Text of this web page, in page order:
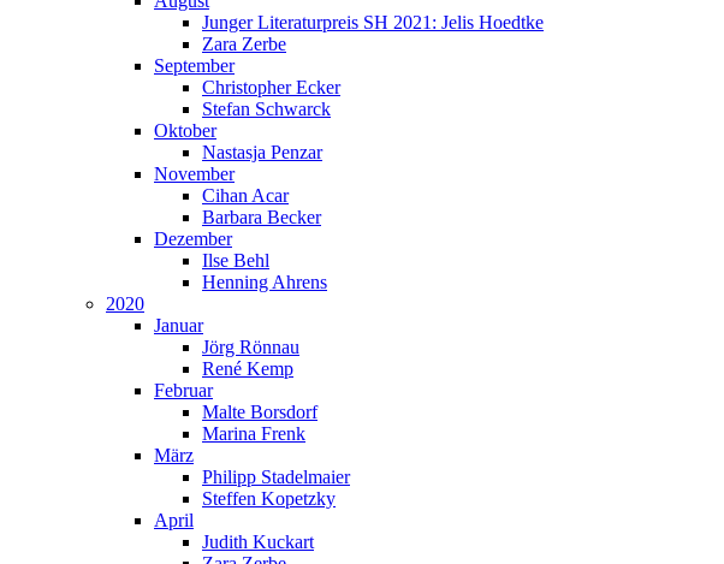
Junger Literaturpreis SH 2021: Jelis Hoedtke
Zara Zerbe
September
Christopher Ecker
Stefan Schwarck
Oktober
Nastasja Penzar
November
Cihan Acar
Barbara Becker
Dezember
Ilse Behl
Henning Ahrens
2020
Januar
Jörg Rönnau
René Kemp
Februar
Malte Borsdorf
Marina Frenk
März
Philipp Stadelmaier
Steffen Kopetzky
April
Judith Kuckart